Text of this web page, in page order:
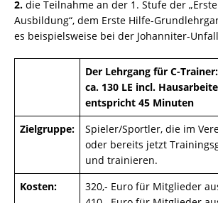
2. die Teilnahme an der 1. Stufe der
Ausbildung“, dem Erste Hilfe-
es beispielsweise bei der Johanniter-
Der Lehrgang für C-
ca. 130 LE incl.
entspricht 45 Minuten
Zielgruppe:
Spieler/Sportler, die im
oder bereits jetzt
und trainieren.
Kosten:
320,- Euro für Mitglieder